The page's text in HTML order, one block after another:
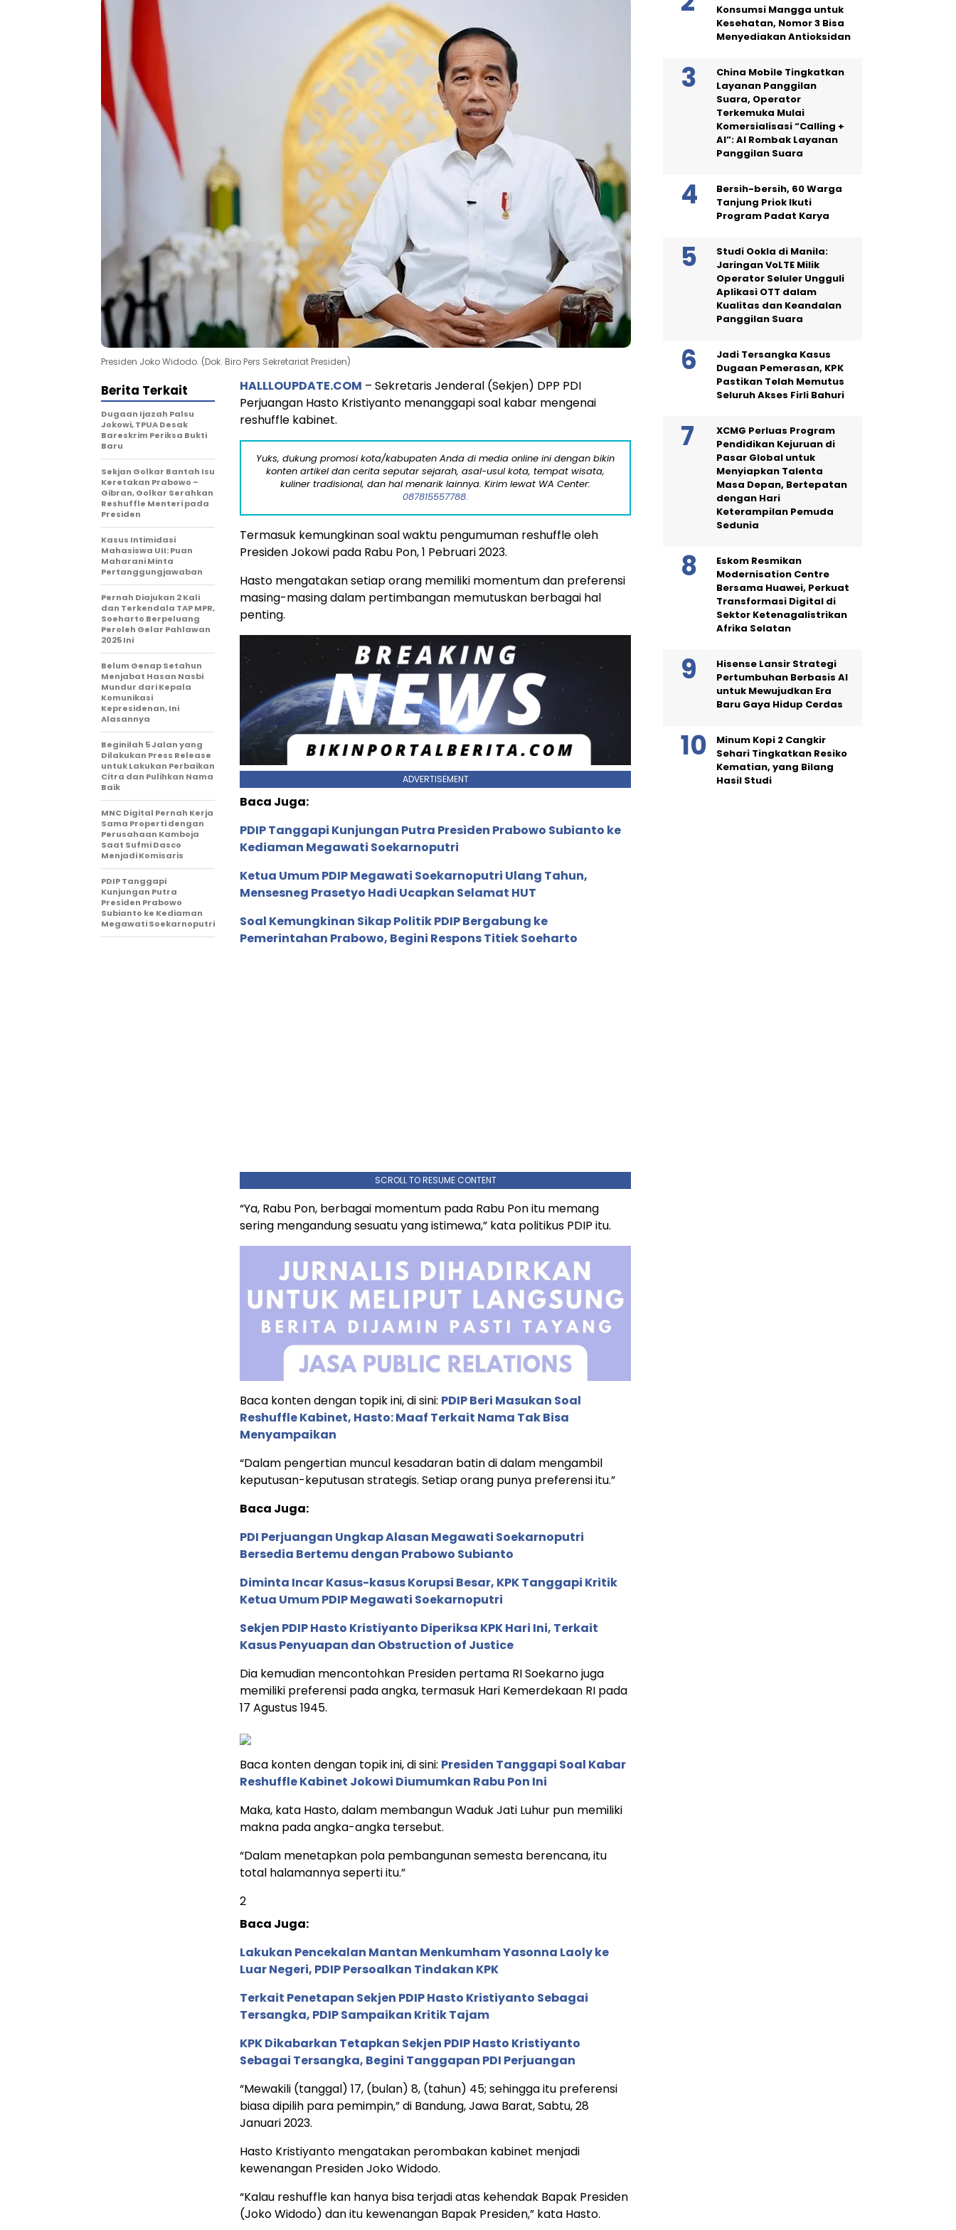
Presiden Joko Widodo. (Dok. Biro Pers Sekretariat Presiden)
HALLLOUPDATE.COM – Sekretaris Jenderal (Sekjen) DPP PDI
Perjuangan Hasto Kristiyanto menanggapi soal kabar mengenai
reshuffle kabinet.
Yuks, dukung promosi kota/kabupaten Anda di media online ini dengan bikin
konten artikel dan cerita seputar sejarah, asal-usul kota, tempat wisata,
kuliner tradisional, dan hal menarik lainnya. Kirim lewat WA Center:
087815557788.
Termasuk kemungkinan soal waktu pengumuman reshuffle oleh
Presiden Jokowi pada Rabu Pon, 1 Pebruari 2023.
Hasto mengatakan setiap orang memiliki momentum dan preferensi
masing-masing dalam pertimbangan memutuskan berbagai hal
penting.
ADVERTISEMENT
Baca Juga:
PDIP Tanggapi Kunjungan Putra Presiden Prabowo Subianto ke
Kediaman Megawati Soekarnoputri
Ketua Umum PDIP Megawati Soekarnoputri Ulang Tahun,
Mensesneg Prasetyo Hadi Ucapkan Selamat HUT
Soal Kemungkinan Sikap Politik PDIP Bergabung ke
Pemerintahan Prabowo, Begini Respons Titiek Soeharto
SCROLL TO RESUME CONTENT
“Ya, Rabu Pon, berbagai momentum pada Rabu Pon itu memang
sering mengandung sesuatu yang istimewa,” kata politikus PDIP itu.
Baca konten dengan topik ini, di sini: PDIP Beri Masukan Soal
Reshuffle Kabinet, Hasto: Maaf Terkait Nama Tak Bisa
Menyampaikan
“Dalam pengertian muncul kesadaran batin di dalam mengambil
keputusan-keputusan strategis. Setiap orang punya preferensi itu.”
Baca Juga:
PDI Perjuangan Ungkap Alasan Megawati Soekarnoputri
Bersedia Bertemu dengan Prabowo Subianto
Diminta Incar Kasus-kasus Korupsi Besar, KPK Tanggapi Kritik
Ketua Umum PDIP Megawati Soekarnoputri
Sekjen PDIP Hasto Kristiyanto Diperiksa KPK Hari Ini, Terkait
Kasus Penyuapan dan Obstruction of Justice
Dia kemudian mencontohkan Presiden pertama RI Soekarno juga
memiliki preferensi pada angka, termasuk Hari Kemerdekaan RI pada
17 Agustus 1945.
Baca konten dengan topik ini, di sini: Presiden Tanggapi Soal Kabar
Reshuffle Kabinet Jokowi Diumumkan Rabu Pon Ini
Maka, kata Hasto, dalam membangun Waduk Jati Luhur pun memiliki
makna pada angka-angka tersebut.
“Dalam menetapkan pola pembangunan semesta berencana, itu
total halamannya seperti itu.”
2
Baca Juga:
Lakukan Pencekalan Mantan Menkumham Yasonna Laoly ke
Luar Negeri, PDIP Persoalkan Tindakan KPK
Terkait Penetapan Sekjen PDIP Hasto Kristiyanto Sebagai
Tersangka, PDIP Sampaikan Kritik Tajam
KPK Dikabarkan Tetapkan Sekjen PDIP Hasto Kristiyanto
Sebagai Tersangka, Begini Tanggapan PDI Perjuangan
“Mewakili (tanggal) 17, (bulan) 8, (tahun) 45; sehingga itu preferensi
biasa dipilih para pemimpin,” di Bandung, Jawa Barat, Sabtu, 28
Januari 2023.
Hasto Kristiyanto mengatakan perombakan kabinet menjadi
kewenangan Presiden Joko Widodo.
“Kalau reshuffle kan hanya bisa terjadi atas kehendak Bapak Presiden
(Joko Widodo) dan itu kewenangan Bapak Presiden,” kata Hasto.
Berita Terkait
Dugaan Ijazah Palsu
Jokowi, TPUA Desak
Bareskrim Periksa Bukti
Baru
Sekjan Golkar Bantah Isu
Keretakan Prabowo –
Gibran, Golkar Serahkan
Reshuffle Menteri pada
Presiden
Kasus Intimidasi
Mahasiswa UII: Puan
Maharani Minta
Pertanggungjawaban
Pernah Diajukan 2 Kali
dan Terkendala TAP MPR,
Soeharto Berpeluang
Peroleh Gelar Pahlawan
2025 Ini
Belum Genap Setahun
Menjabat Hasan Nasbi
Mundur dari Kepala
Komunikasi
Kepresidenan, Ini
Alasannya
Beginilah 5 Jalan yang
Dilakukan Press Release
untuk Lakukan Perbaikan
Citra dan Pulihkan Nama
Baik
MNC Digital Pernah Kerja
Sama Properti dengan
Perusahaan Kamboja
Saat Sufmi Dasco
Menjadi Komisaris
PDIP Tanggapi
Kunjungan Putra
Presiden Prabowo
Subianto ke Kediaman
Megawati Soekarnoputri
Konsumsi Mangga untuk
Kesehatan, Nomor 3 Bisa
Menyediakan Antioksidan
China Mobile Tingkatkan
Layanan Panggilan
Suara, Operator
Terkemuka Mulai
Komersialisasi “Calling +
AI”: AI Rombak Layanan
Panggilan Suara
Bersih-bersih, 60 Warga
Tanjung Priok Ikuti
Program Padat Karya
Studi Ookla di Manila:
Jaringan VoLTE Milik
Operator Seluler Ungguli
Aplikasi OTT dalam
Kualitas dan Keandalan
Panggilan Suara
Jadi Tersangka Kasus
Dugaan Pemerasan, KPK
Pastikan Telah Memutus
Seluruh Akses Firli Bahuri
XCMG Perluas Program
Pendidikan Kejuruan di
Pasar Global untuk
Menyiapkan Talenta
Masa Depan, Bertepatan
dengan Hari
Keterampilan Pemuda
Sedunia
Eskom Resmikan
Modernisation Centre
Bersama Huawei, Perkuat
Transformasi Digital di
Sektor Ketenagalistrikan
Afrika Selatan
Hisense Lansir Strategi
Pertumbuhan Berbasis AI
untuk Mewujudkan Era
Baru Gaya Hidup Cerdas
Minum Kopi 2 Cangkir
Sehari Tingkatkan Resiko
Kematian, yang Bilang
Hasil Studi